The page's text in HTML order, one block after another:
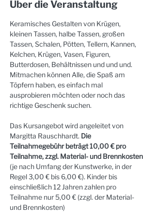
Über die Veranstaltung
Keramisches Gestalten von Krügen,
kleinen Tassen, halbe Tassen, großen
Tassen, Schalen, Pötten, Tellern, Kannen,
Kelchen, Krügen, Vasen, Figuren,
Butterdosen, Behältnissen und und und.
Mitmachen können Alle, die Spaß am
Töpfern haben, es einfach mal
ausprobieren möchten oder noch das
richtige Geschenk suchen.
Das Kursangebot wird angeleitet von
Margitta Rauschhardt. Die
Teilnahmegebühr beträgt 10,00 € pro
Teilnahme, zzgl. Material- und Brennkosten
(je nach Umfang der Kunstwerke, in der
Regel 3,00 € bis 6,00 €). Kinder bis
einschließlich 12 Jahren zahlen pro
Teilnahme nur 5,00 € (zzgl. der Material-
und Brennkosten)